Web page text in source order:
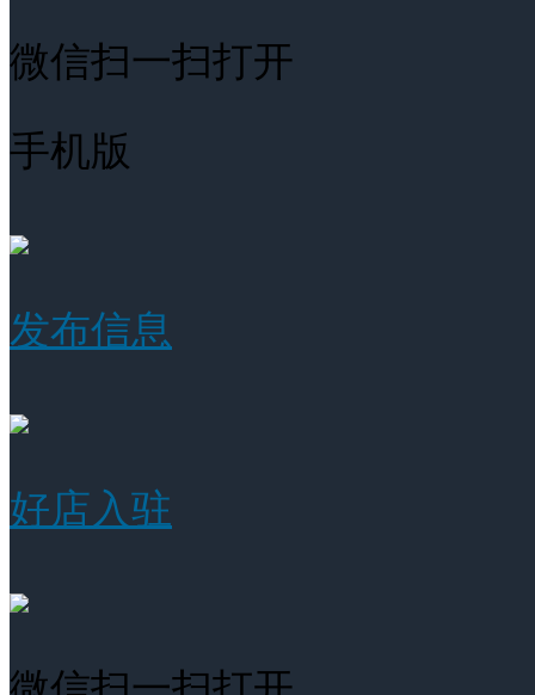
微信扫一扫打开
手机版
发布信息
好店入驻